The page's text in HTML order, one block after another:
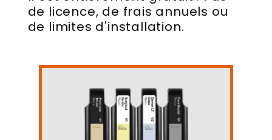
de licence, de frais annuels ou
de limites d'installation.